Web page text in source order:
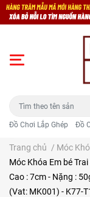
Đồ Chơi Lắp Ghép Đồ
Trang chủ / Móc
Móc Khóa Em bé
Cao : 7cm - Nặng :
(Vat: MK001) - K77-